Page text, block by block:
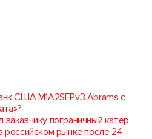
США M1A2SEPv3 Abrams с
пограничный катер
российском рынке после 24